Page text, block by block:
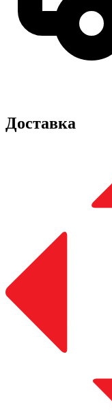
Доставка